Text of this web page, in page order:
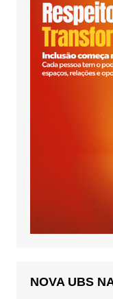
NOVA UBS